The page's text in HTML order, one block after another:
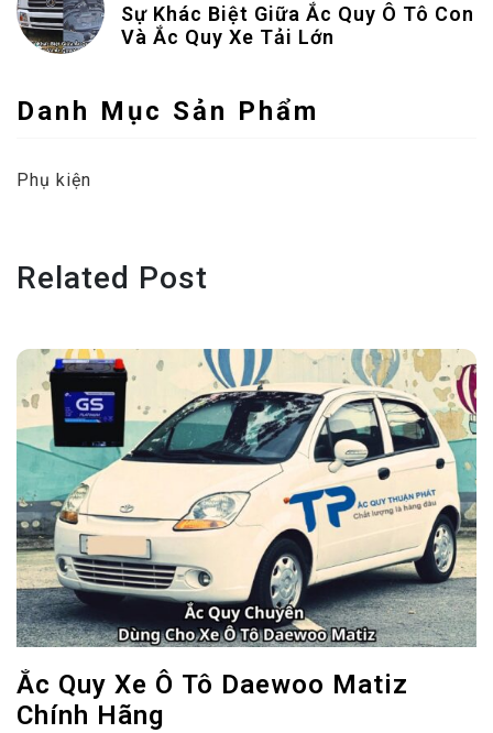
Sự Khác Biệt Giữa Ắc Quy Ô Tô Con
Và Ắc Quy Xe Tải Lớn
Danh Mục Sản Phẩm
Phụ kiện
Related Post
Ắc Quy Xe Ô Tô Daewoo Matiz
Chính Hãng